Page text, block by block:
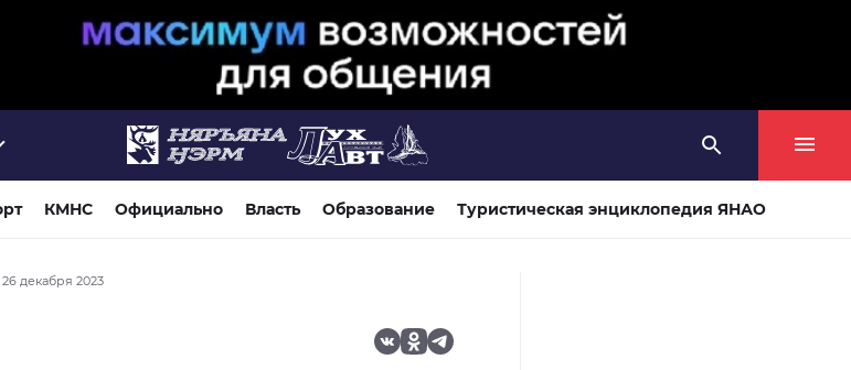
КМНС Официально Власть Образование Туристическая энциклопедия ЯНАО
декабря 2023